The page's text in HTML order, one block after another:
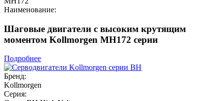
Наименование:
Шаговые двигатели с высоким крутящим
моментом Kollmorgen MH172 серии
Подробнее
Бренд:
Kollmorgen
Серия: